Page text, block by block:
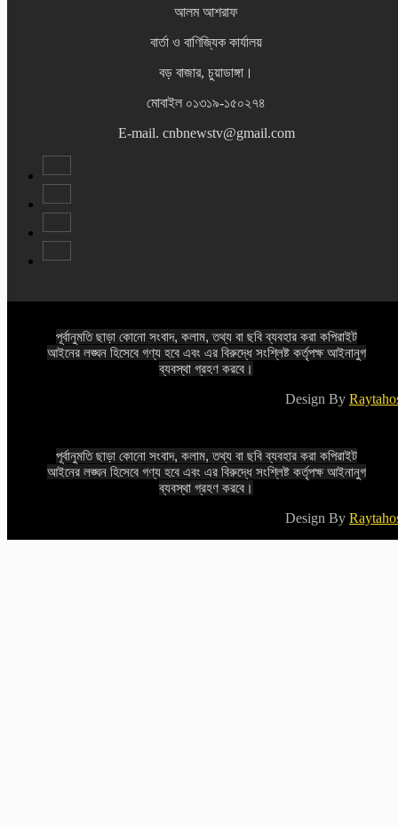
আলম আশরাফ
বার্তা ও বাণিজ্যিক কার্যালয়
বড় বাজার, চুয়াডাঙ্গা।
মোবাইল ০১৩১৯-১৫০২৭৪
E-mail. cnbnewstv@gmail.com
পূর্বানুমতি ছাড়া কোনো সংবাদ, কলাম, তথ্য বা ছবি ব্যবহার করা কপিরাইট
আইনের লঙ্ঘন হিসেবে গণ্য হবে এবং এর বিরুদ্ধে সংশ্লিষ্ট কর্তৃপক্ষ আইনানুগ
ব্যবস্থা গ্রহণ করবে।
Design By
পূর্বানুমতি ছাড়া কোনো সংবাদ, কলাম, তথ্য বা ছবি ব্যবহার করা কপিরাইট
আইনের লঙ্ঘন হিসেবে গণ্য হবে এবং এর বিরুদ্ধে সংশ্লিষ্ট কর্তৃপক্ষ আইনানুগ
ব্যবস্থা গ্রহণ করবে।
Design By